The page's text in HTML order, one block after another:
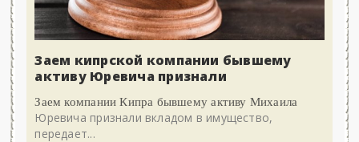
Заем кипрской компании бывшему
активу Юревича признали
Заем компании Кипра бывшему активу Михаила
Юревича признали вкладом в имущество,
передает...